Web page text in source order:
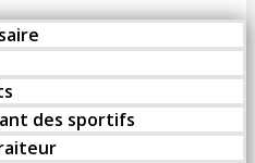
des sportifs